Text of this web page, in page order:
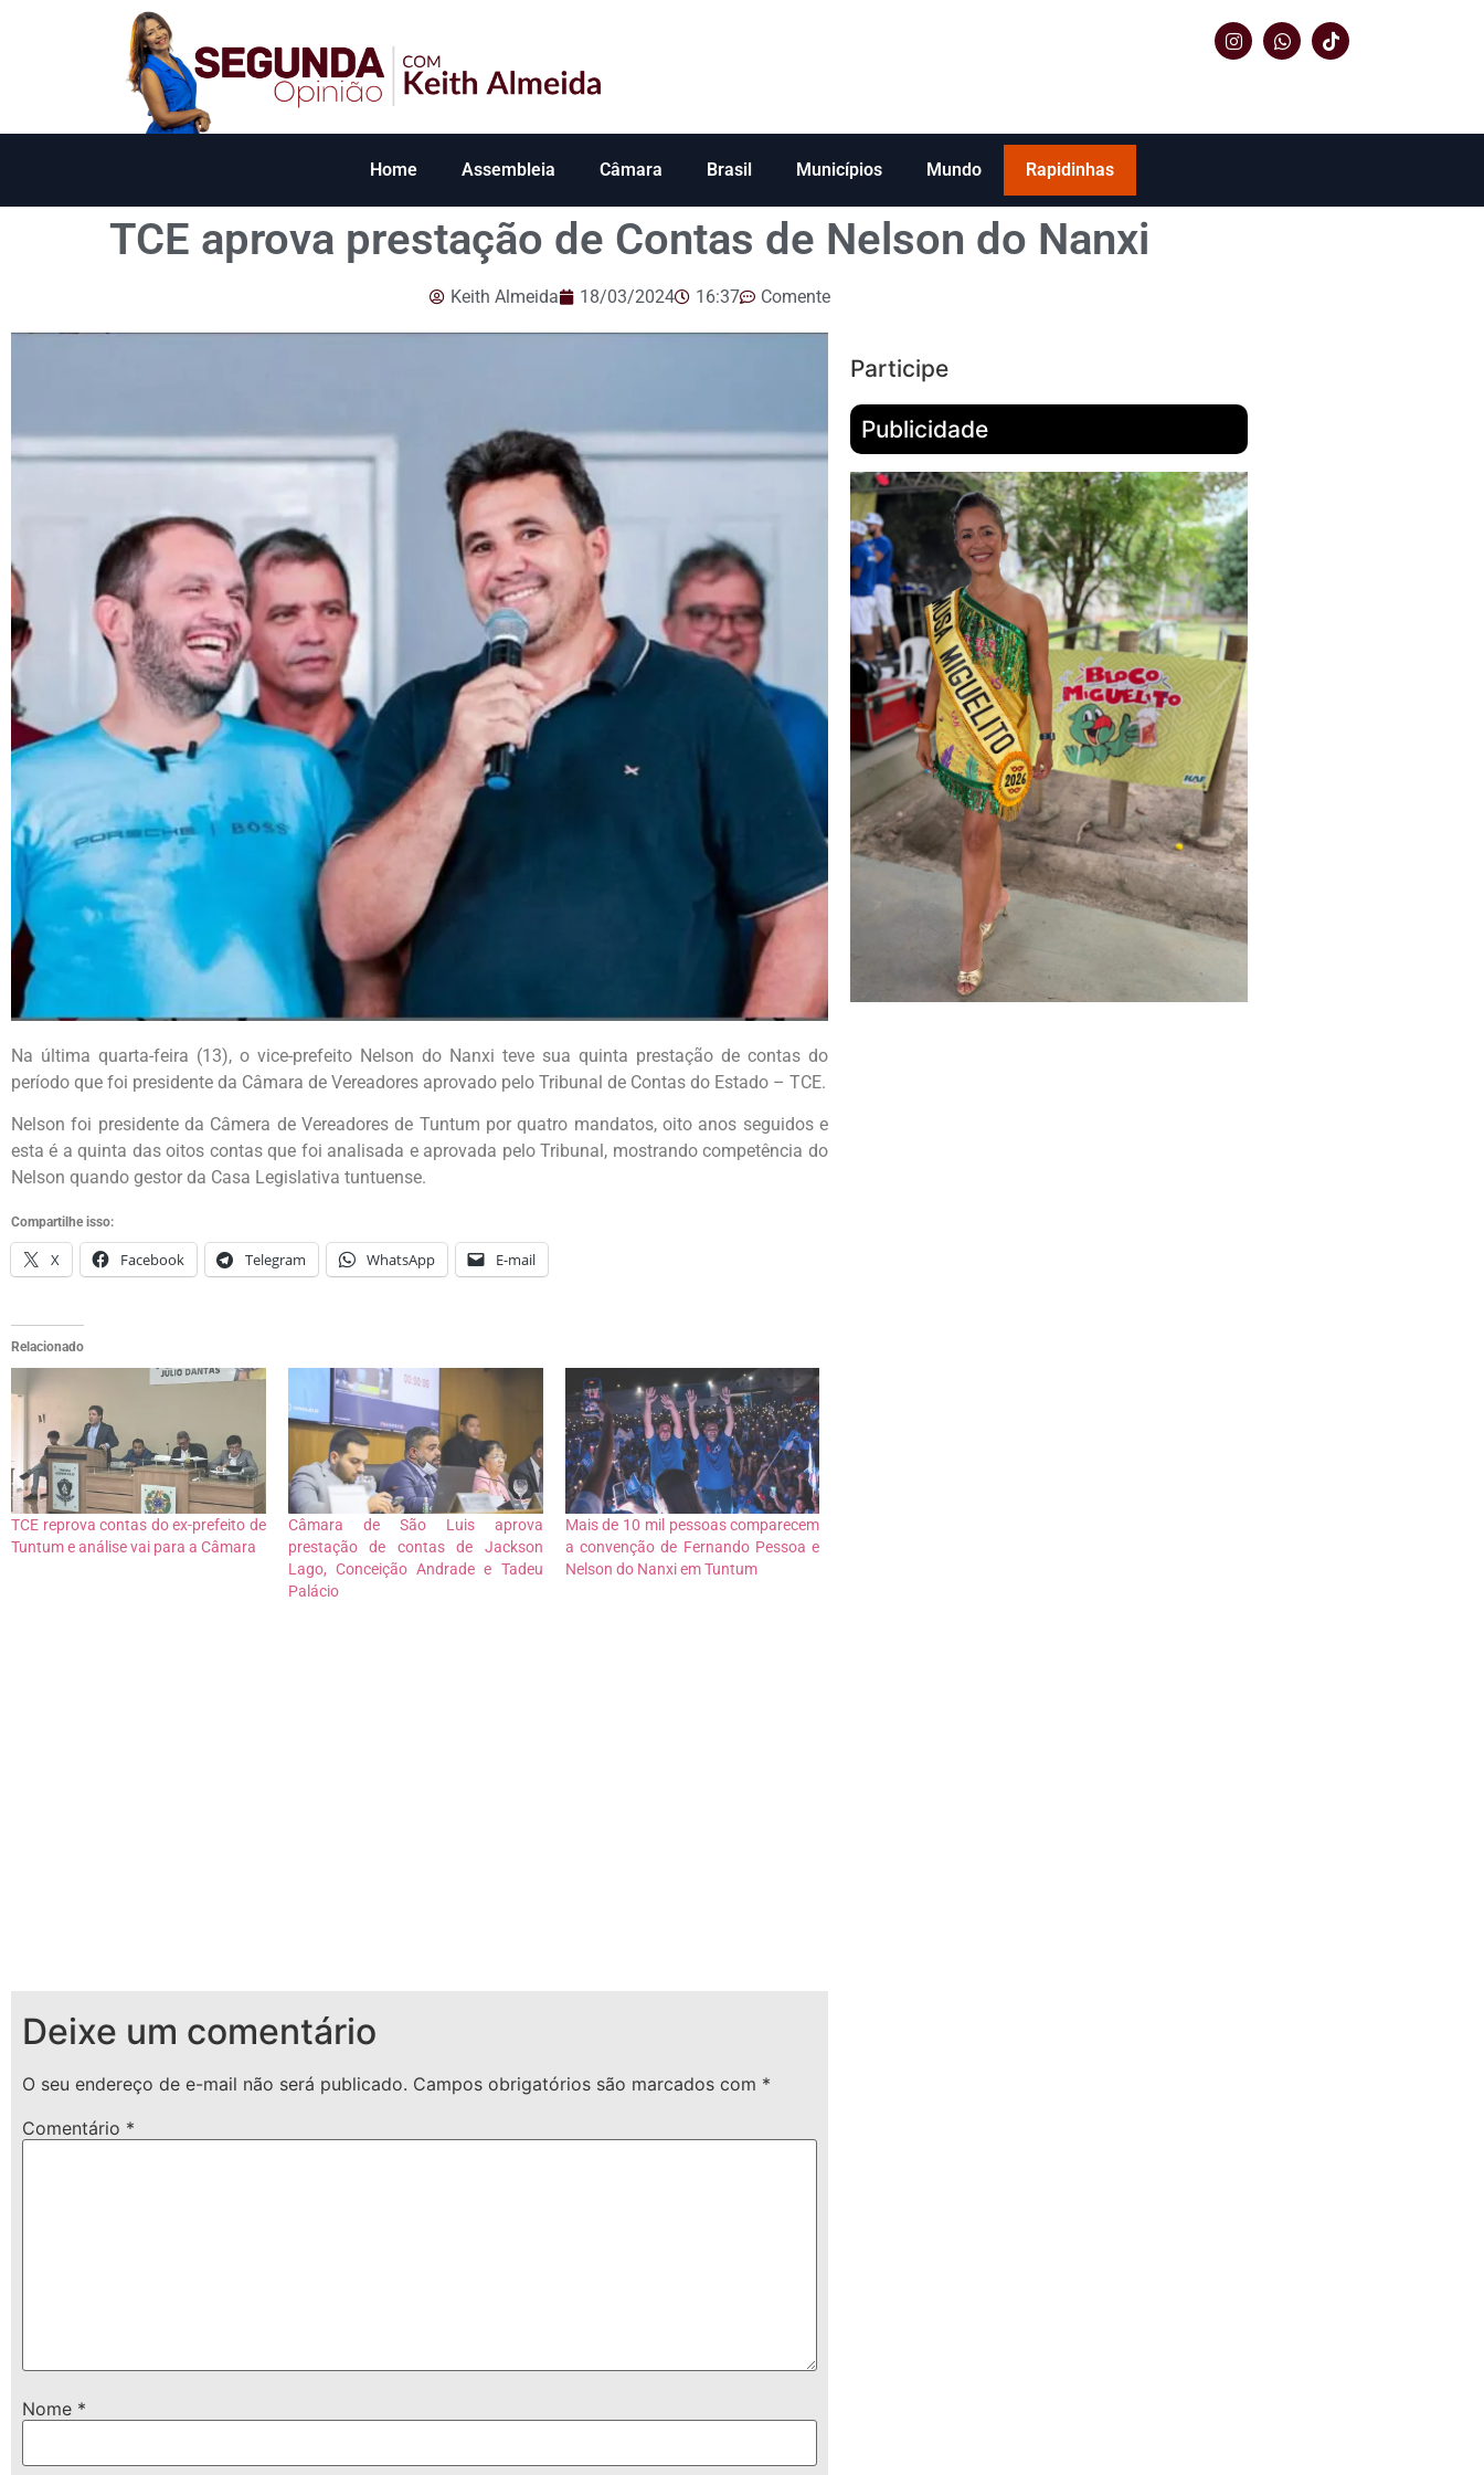
Home Assembleia Câmara Brasil Municípios Mundo Rapidinhas
TCE aprova prestação de Contas de Nelson do Nanxi
Keith Almeida 18/03/2024 16:37 Comente
Na última quarta-feira (13), o vice-prefeito Nelson do Nanxi teve sua quinta prestação de contas do
período que foi presidente da Câmara de Vereadores aprovado pelo Tribunal de Contas do Estado – TCE.
Nelson foi presidente da Câmera de Vereadores de Tuntum por quatro mandatos, oito anos seguidos e
esta é a quinta das oitos contas que foi analisada e aprovada pelo Tribunal, mostrando competência do
Nelson quando gestor da Casa Legislativa tuntuense.
Compartilhe isso:
X Facebook Telegram WhatsApp E-mail
Relacionado
TCE reprova contas do ex-prefeito de
Tuntum e análise vai para a Câmara
Câmara de São Luis aprova
prestação de contas de Jackson
Lago, Conceição Andrade e Tadeu
Palácio
Mais de 10 mil pessoas comparecem
a convenção de Fernando Pessoa e
Nelson do Nanxi em Tuntum
Deixe um comentário
O seu endereço de e-mail não será publicado. Campos obrigatórios são marcados com *
Comentário *
Nome *
Participe
Publicidade